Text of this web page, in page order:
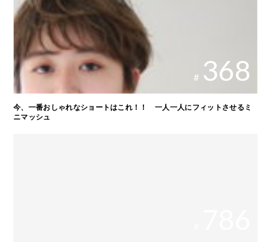
# 368
今、一番おしゃれなショートはこれ！！ 一人一人にフィットさせるミ
ニマッシュ